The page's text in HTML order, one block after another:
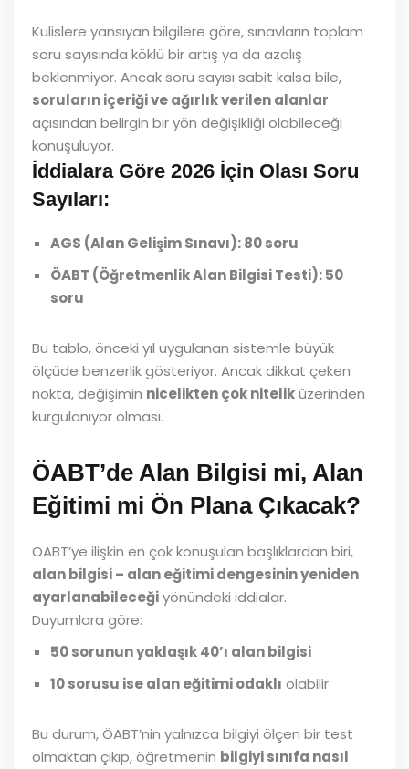
Kulislere yansıyan bilgilere göre, sınavların toplam
soru sayısında köklü bir artış ya da azalış
beklenmiyor. Ancak soru sayısı sabit kalsa bile,
soruların içeriği ve ağırlık verilen alanlar
açısından belirgin bir yön değişikliği olabileceği
konuşuluyor.
İddialara Göre 2026 İçin Olası Soru
Sayıları:
AGS (Alan Gelişim Sınavı): 80 soru
ÖABT (Öğretmenlik Alan Bilgisi Testi): 50
soru
Bu tablo, önceki yıl uygulanan sistemle büyük
ölçüde benzerlik gösteriyor. Ancak dikkat çeken
nokta, değişimin nicelikten çok niteliküzerinden
kurgulanıyor olması.
ÖABT’de Alan Bilgisi mi, Alan
Eğitimi mi Ön Plana Çıkacak?
ÖABT’ye ilişkin en çok konuşulan başlıklardan biri,
alan bilgisi – alan eğitimi dengesinin yeniden
ayarlanabileceğiyönündeki iddialar.
Duyumlara göre:
50 sorunun yaklaşık 40’ı alan bilgisi
10 sorusu ise alan eğitimi odaklı olabilir
Bu durum, ÖABT’nin yalnızca bilgiyi ölçen bir test
olmaktan çıkıp, öğretmenin bilgiyi sınıfa nasıl